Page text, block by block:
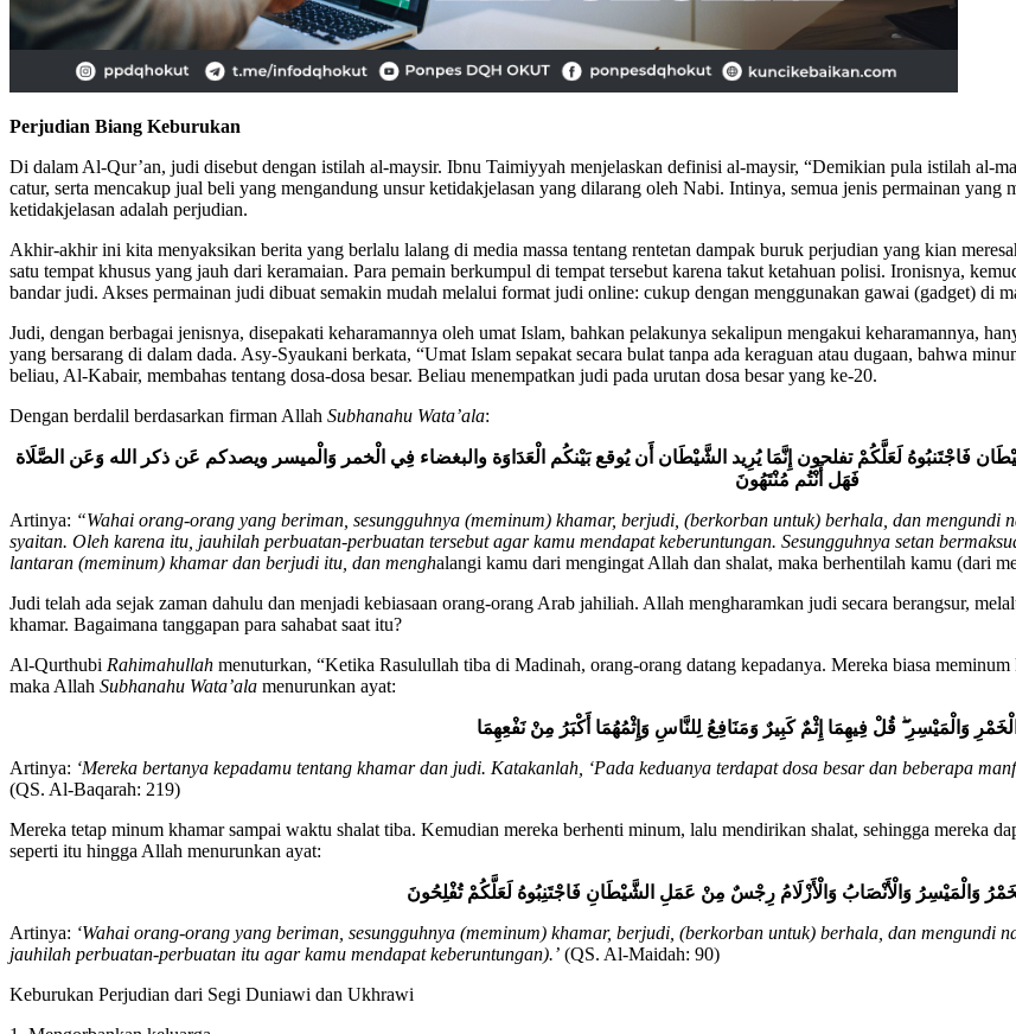
Perjudian Biang Keburukan
Di dalam Al-Qur’an, judi disebut dengan istilah al-maysir. Ibnu Taimiyyah menjelaskan definisi al-maysir, “Demikian pula istilah al-
catur, serta mencakup jual beli yang mengandung unsur ketidakjelasan yang dilarang oleh Nabi. Intinya, semua jenis permainan yang
ketidakjelasan adalah perjudian.
Akhir-akhir ini kita menyaksikan berita yang berlalu lalang di media massa tentang rentetan dampak buruk perjudian yang kian
satu tempat khusus yang jauh dari keramaian. Para pemain berkumpul di tempat tersebut karena takut ketahuan polisi. Ironisnya,
bandar judi. Akses permainan judi dibuat semakin mudah melalui format judi online: cukup dengan menggunakan gawai (gadget) di
Judi, dengan berbagai jenisnya, disepakati keharamannya oleh umat Islam, bahkan pelakunya sekalipun mengakui keharamannya,
yang bersarang di dalam dada. Asy-Syaukani berkata, “Umat Islam sepakat secara bulat tanpa ada keraguan atau dugaan, bahwa
beliau, Al-Kabair, membahas tentang dosa-dosa besar. Beliau menempatkan judi pada urutan dosa besar yang ke-20.
Dengan berdalil berdasarkan firman Allah Subhanahu Wata’ala:
فَاجْتَنبُوهُ لَعَلَّكُمْ تفلحون إِنَّمَا يُرِيد الشَّيْطَان أَن يُوقع بَيْنكُم الْعَدَاوَة والبغضاء فِي الْخمر وَالْميسر ويصدكم عَن ذكر الله وَعَن الصَّلَاة
فَهَل أَنْتُم مُنْتَهُونَ
Artinya: “Wahai orang-orang yang beriman, sesungguhnya (meminum) khamar, berjudi, (berkorban untuk) berhala, dan mengundi
syaitan. Oleh karena itu, jauhilah perbuatan-perbuatan tersebut agar kamu mendapat keberuntungan. Sesungguhnya setan
lantaran (meminum) khamar dan berjudi itu, dan menghalangi kamu dari mengingat Allah dan shalat, maka berhentilah kamu (dari
Judi telah ada sejak zaman dahulu dan menjadi kebiasaan orang-orang Arab jahiliah. Allah mengharamkan judi secara berangsur,
khamar. Bagaimana tanggapan para sahabat saat itu?
Al-Qurthubi Rahimahullah menuturkan, “Ketika Rasulullah tiba di Madinah, orang-orang datang kepadanya. Mereka biasa
maka Allah Subhanahu Wata’ala menurunkan ayat:
الْخَمْرِ وَالْمَيْسِرِ قُلْ فِيهِمَا إِثْمٌ كَبِيرٌ وَمَنَافِعُ لِلنَّاسِ وَإِثْمُهُمَا أَكْبَرُ مِنْ نَفْعِهِمَا
Artinya: ‘Mereka bertanya kepadamu tentang khamar dan judi. Katakanlah, ‘Pada keduanya terdapat dosa besar dan beberapa
(QS. Al-Baqarah: 219)
Mereka tetap minum khamar sampai waktu shalat tiba. Kemudian mereka berhenti minum, lalu mendirikan shalat, sehingga mereka
seperti itu hingga Allah menurunkan ayat:
وَالْمَيْسِرُ وَالْأَنْصَابُ وَالْأَزْلَامُ رِجْسٌ مِنْ عَمَلِ الشَّيْطَانِ فَاجْتَنِبُوهُ لَعَلَّكُمْ تُفْلِحُونَ
Artinya: ‘Wahai orang-orang yang beriman, sesungguhnya (meminum) khamar, berjudi, (berkorban untuk) berhala, dan mengundi
jauhilah perbuatan-perbuatan itu agar kamu mendapat keberuntungan).’ (QS. Al-Maidah: 90)
Keburukan Perjudian dari Segi Duniawi dan Ukhrawi